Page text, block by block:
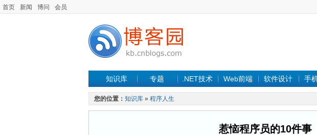
首页 新闻 博问 会员
知识库 专题 .NET技术 Web前端 软件设计 手
您的位置： 知识库 » 程序人生
惹恼程序员的10件事